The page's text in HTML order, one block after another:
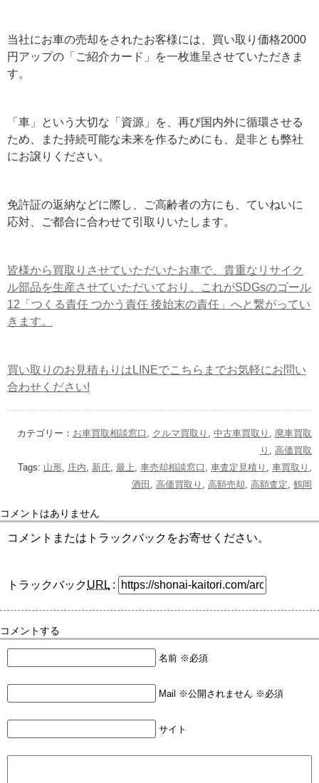
当社にお車の売却をされたお客様には、買い取り価格2000
円アップの「ご紹介カード」を一枚進呈させていただきま
す。
「車」という大切な「資源」を、再び国内外に循環させる
ため、また持続可能な未来を作るためにも、是非とも弊社
にお譲りください。
免許証の返納などに際し、ご高齢者の方にも、ていねいに
応対、ご都合に合わせて引取りいたします。
皆様から買取りさせていただいたお車で、貴重なリサイク
ル部品を生産させていただいており、これがSDGsのゴール
12「つくる責任 つかう責任 後始末の責任」へと繋がってい
きます。
買い取りのお見積もりはLINEでこちらまでお気軽にお問い
合わせください!
カテゴリー： お車買取相談窓口 クルマ買取り 中古車買取り
廃車買取
り
高価買取
Tags: 山形 庄内 新庄 最上 車売却相談窓口 車査定見積り 車買取り
酒田
高価買取り 高額売却 高額査定 鶴岡
コメントはありません
コメントまたはトラックバックをお寄せください。
トラックバックURL :
コメントする
名前 ※必須
Mail ※公開されません ※必須
サイト